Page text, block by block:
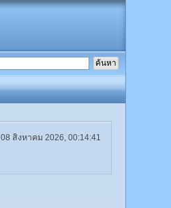
08 สิงหาคม 2026, 00:14:41